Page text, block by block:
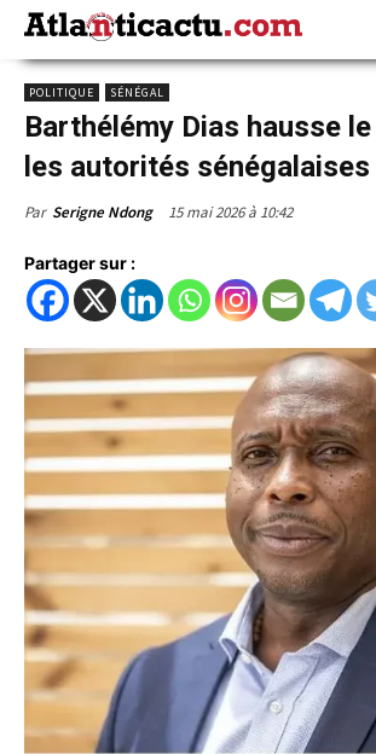
POLITIQUE SÉNÉGAL
Barthélémy Dias hausse
les autorités sénégalaises
Par Serigne Ndong 15 mai 2026 à 10:42
Partager sur :